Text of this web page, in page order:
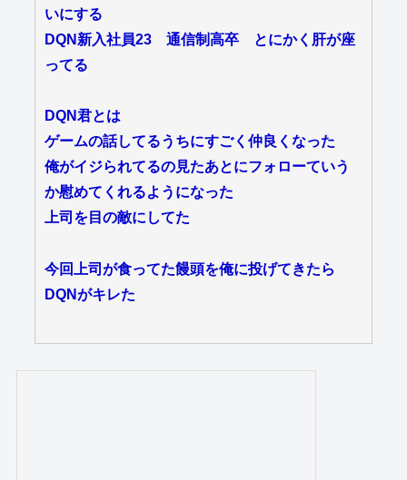
いにする
DQN新入社員23 通信制高卒 とにかく肝が座
ってる
DQN君とは
ゲームの話してるうちにすごく仲良くなった
俺がイジられてるの見たあとにフォローていう
か慰めてくれるようになった
上司を目の敵にしてた
今回上司が食ってた饅頭を俺に投げてきたら
DQNがキレた